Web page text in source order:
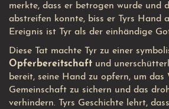
merkte, dass er betrogen wurde und
abstreifen konnte, biss er Tyrs Hand
Ereignis ist Tyr als der einhändige
Diese Tat machte Tyr zu einer
Opferbereitschaft und
bereit, seine Hand zu opfern, um das
Gemeinschaft zu sichern und das
verhindern. Tyrs Geschichte lehrt,